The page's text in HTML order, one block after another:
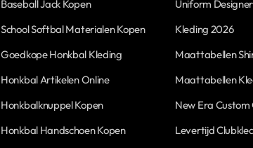
Baseball Jack Kopen
School Softbal Materialen Kopen
Goedkope Honkbal Kleding
Honkbal Artikelen Online
Honkbalknuppel Kopen
Honkbal Handschoen Kopen
Uniform Designer
Kleding 2026
Maattabellen
Maattabellen
New Era Custom
Levertijd